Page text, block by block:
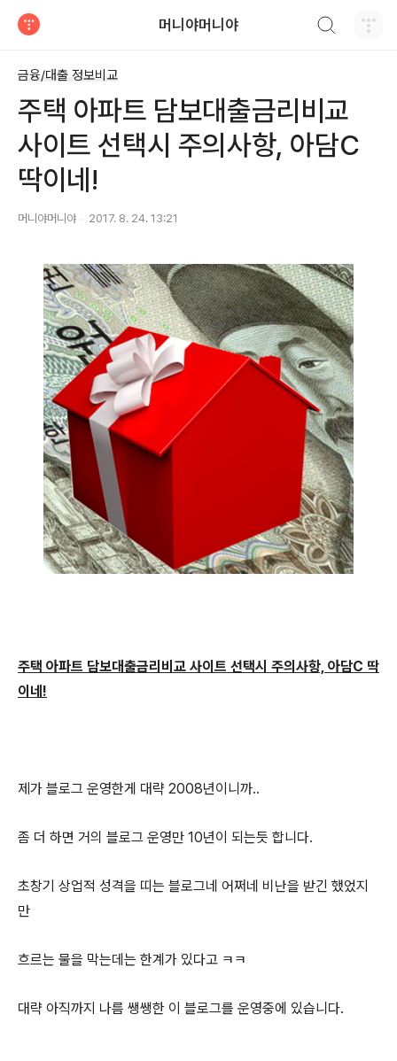
머니야머니야
금융/대출 정보비교
주택 아파트 담보대출금리비교
사이트 선택시 주의사항, 아담C
딱이네!
머니야머니야 2017. 8. 24. 13:21
주택 아파트 담보대출금리비교 사이트 선택시 주의사항, 아담C 딱
이네!
제가 블로그 운영한게 대략 2008년이니까..
좀 더 하면 거의 블로그 운영만 10년이 되는듯 합니다.
초창기 상업적 성격을 띠는 블로그네 어쩌네 비난을 받긴 했었지
만
흐르는 물을 막는데는 한계가 있다고 ㅋㅋ
대략 아직까지 나름 쌩쌩한 이 블로그를 운영중에 있습니다.